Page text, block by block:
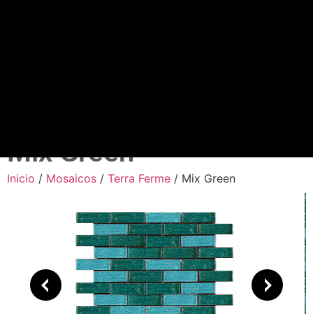
Mix Green
Inicio / Mosaicos / Terra Ferme / Mix Green